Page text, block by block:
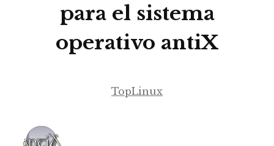
para el sistema
operativo antiX
TopLinux